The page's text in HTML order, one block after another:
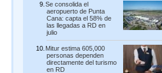
Se consolida el
aeropuerto de Punta
Cana: capta el 58% de
las llegadas a RD en
julio
Mitur estima 605,000
personas dependen
directamente del turismo
en RD